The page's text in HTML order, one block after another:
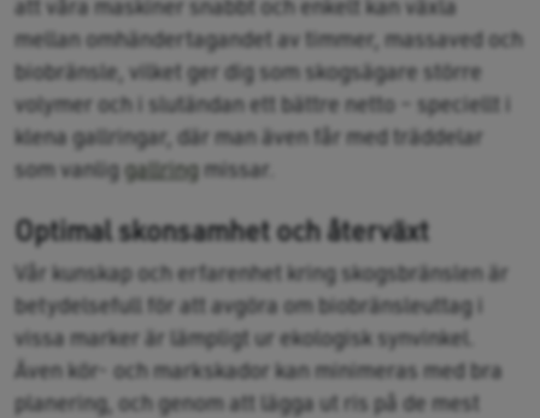
mellan omhändertagandet av timmer, massaved och
biobränsle, vilket ger dig som skogsägare större
volymer och i slutändan ett bättre netto – speciellt i
klena gallringar, där man även får med träddelar
som vanliggallring missar.
Optimal skonsamhet och återväxt
Vår kunskap och erfarenhet kring skogsbränslen är
betydelsefull för att avgöra om biobränsleuttag i
vissa marker är lämpligt ur ekologisk synvinkel.
Även kör- och markskador kan minimeras med bra
planering, och genom att lägga ut ris på de mest